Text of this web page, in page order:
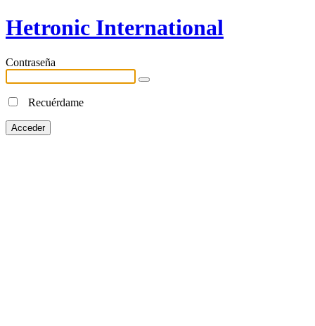
Hetronic International
Contraseña
Recuérdame